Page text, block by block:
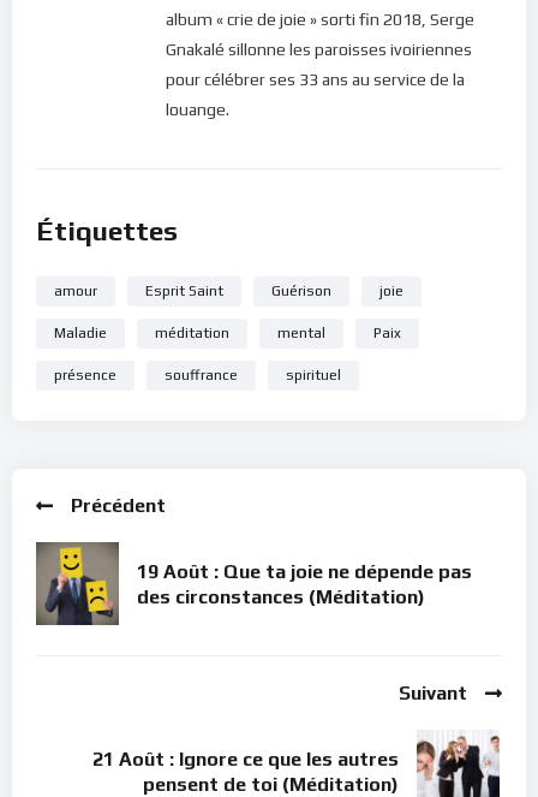
album « crie de joie » sorti fin 2018, Serge
Gnakalé sillonne les paroisses ivoiriennes
pour célébrer ses 33 ans au service de la
louange.
Étiquettes
amour Esprit Saint Guérison joie
Maladie méditation mental Paix
présence souffrance spirituel
Précédent
19 Août : Que ta joie ne dépende pas
des circonstances (Méditation)
Suivant
21 Août : Ignore ce que les autres
pensent de toi (Méditation)